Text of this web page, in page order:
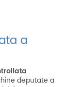
a
deputate a